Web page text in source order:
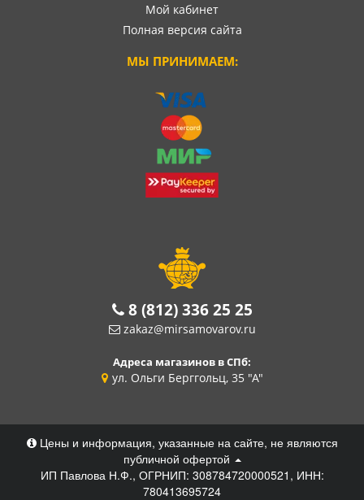
Мой кабинет
Полная версия сайта
МЫ ПРИНИМАЕМ:
8 (812) 336 25 25
zakaz@mirsamovarov.ru
Адреса магазинов в СПб:
ул. Ольги Берггольц, 35 "А"
Цены и информация, указанные на сайте, не являются
публичной офертой
ИП Павлова Н.Ф., ОГРНИП: 308784720000521, ИНН:
780413695724